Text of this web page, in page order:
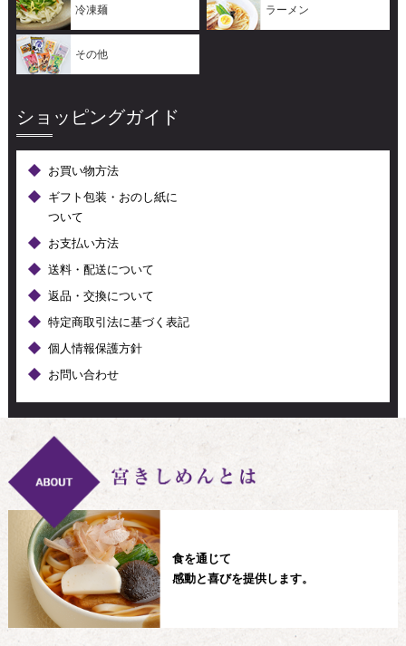
冷凍麺 ラーメン
その他
ショッピングガイド
お買い物方法
ギフト包装・おのし紙に
ついて
お支払い方法
送料・配送について
返品・交換について
特定商取引法に基づく表記
個人情報保護方針
お問い合わせ
食を通じて
感動と喜びを提供します。